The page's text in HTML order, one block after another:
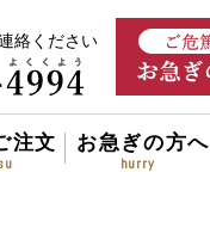
絡ください
注文 お急ぎの方へ